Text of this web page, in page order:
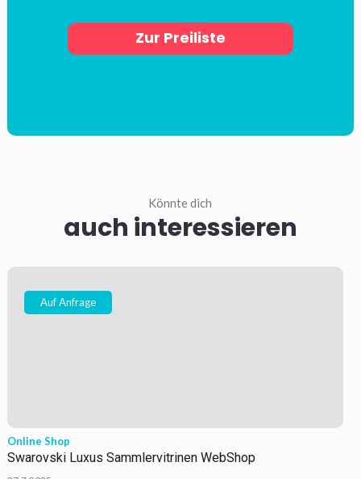
Zur Preiliste
Könnte dich
auch interessieren
Auf Anfrage
Online Shop
Swarovski Luxus Sammlervitrinen WebShop